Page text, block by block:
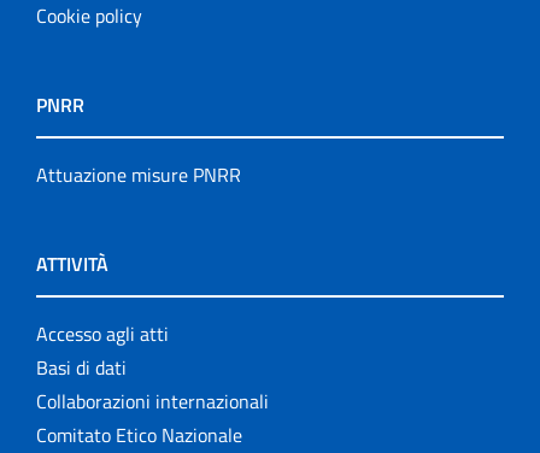
Cookie policy
PNRR
Attuazione misure PNRR
ATTIVITÀ
Accesso agli atti
Basi di dati
Collaborazioni internazionali
Comitato Etico Nazionale